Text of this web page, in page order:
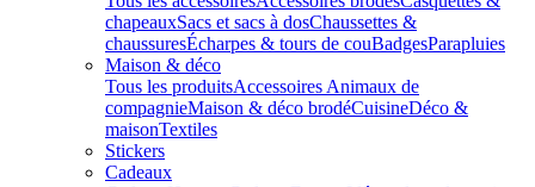
chapeauxSacs et sacs à dosChaussettes &
chaussuresÉcharpes & tours de couBadgesParapluies
Maison & déco
Tous les produitsAccessoires Animaux de
compagnieMaison & déco brodéCuisineDéco &
maisonTextiles
Stickers
Cadeaux